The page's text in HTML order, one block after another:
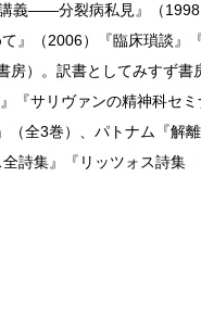
義——分裂病私見』（
（2006）『臨床瑣談』
）。訳書としてみすず
『サリヴァンの精神科セ
全3巻）、パトナム『解
全詩集』『リッツォス詩